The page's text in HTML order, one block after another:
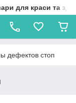
для краси та
дефектов стоп